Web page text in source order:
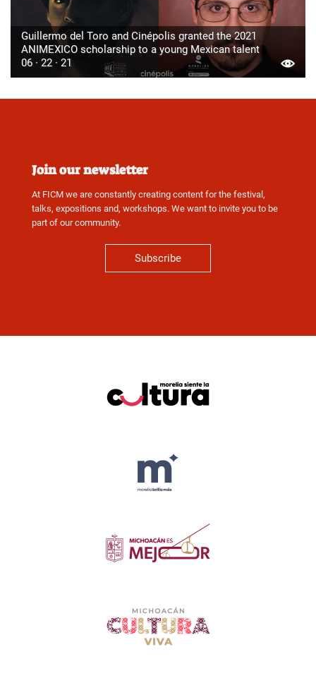
Guillermo del Toro and Cinépolis granted the 2021
ANIMEXICO scholarship to a young Mexican talent
06 · 22 · 21
Join our newsletter
At FICM we are constantly creating content for the festival,
talks, expositions and, workshops. We want to invite you to be
part of our community.
Subscribe